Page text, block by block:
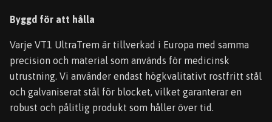
Byggd för att hålla
Varje VT1 UltraTrem är tillverkad i Europa med samma
precision och material som används för medicinsk
utrustning. Vi använder endast högkvalitativt rostfritt stål
och galvaniserat stål för blocket, vilket garanterar en
robust och pålitlig produkt som håller över tid.